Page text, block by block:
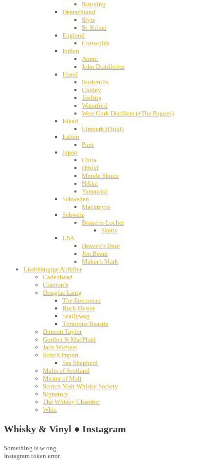
Stauning
Deutschland
Slyrs
St. Kilian
England
Cotswolds
Indien
Amrut
John Distilleries
Irland
Bushmills
Cooley
Teeling
Waterford
West Cork Distillers (+The Pogues)
Island
Eimverk (Floki)
Italien
Puni
Japan
Chita
Hibiki
Monde Shuzu
Nikka
Yamazaki
Schweden
Mackmyra
Schweiz
Brauerei Locher
Säntis
USA
Heaven’s Door
Jim Beam
Maker’s Mark
Unabhängige Abfüller
Cadenhead
Claxton’s
Douglas Laing
The Epicurean
Rock Oyster
Scallywag
Timorous Beastie
Duncan Taylor
Gordon & MacPhail
Jack Wiebers
Kirsch Import
Sea Shepherd
Malts of Scotland
Master of Malt
Scotch Malt Whisky Society
Signatory
The Whisky Chamber
Whic
Whisky & Vinyl ● Instagram
Something is wrong.
Instagram token error.